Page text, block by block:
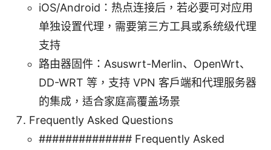
iOS/Android：热点连接后，若必要可对应用
单独设置代理，需要第三方工具或系统级代理
支持
路由器固件：Asuswrt-Merlin、OpenWrt、
DD-WRT 等，支持 VPN 客户端和代理服务器
的集成，适合家庭高覆盖场景
Frequently Asked Questions
############## Frequently Asked